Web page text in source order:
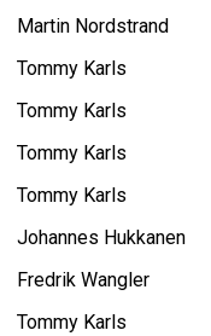
Martin Nordstrand
Tommy Karls
Tommy Karls
Tommy Karls
Tommy Karls
Johannes Hukkanen
Fredrik Wangler
Tommy Karls